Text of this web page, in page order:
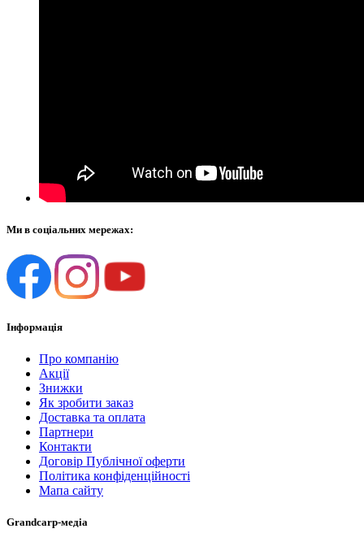
Ми в соціальних мережах:
Інформація
Про компанію
Акції
Знижки
Як зробити заказ
Доставка та оплата
Партнери
Контакти
Договір Публічної оферти
Політика конфіденційності
Мапа сайту
Grandcarp-медіа